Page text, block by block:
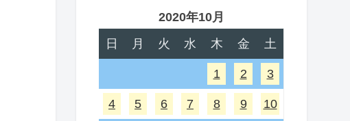
2020年10月
日
月 火 水 木 金 土
1 2 3
4 5 6 7 8 9 10